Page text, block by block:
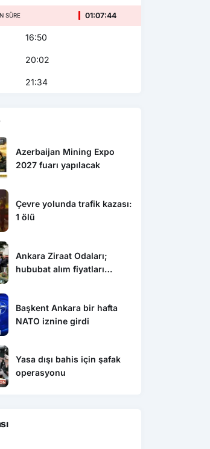
SÜRE 01:07:43
16:50
20:02
21:34
Azerbaijan Mining Expo
2027 fuarı yapılacak
Çevre yolunda trafik kazası:
1 ölü
Ankara Ziraat Odaları;
hububat alım fiyatları
Başkent Ankara bir hafta
NATO iznine girdi
Yasa dışı bahis için şafak
operasyonu